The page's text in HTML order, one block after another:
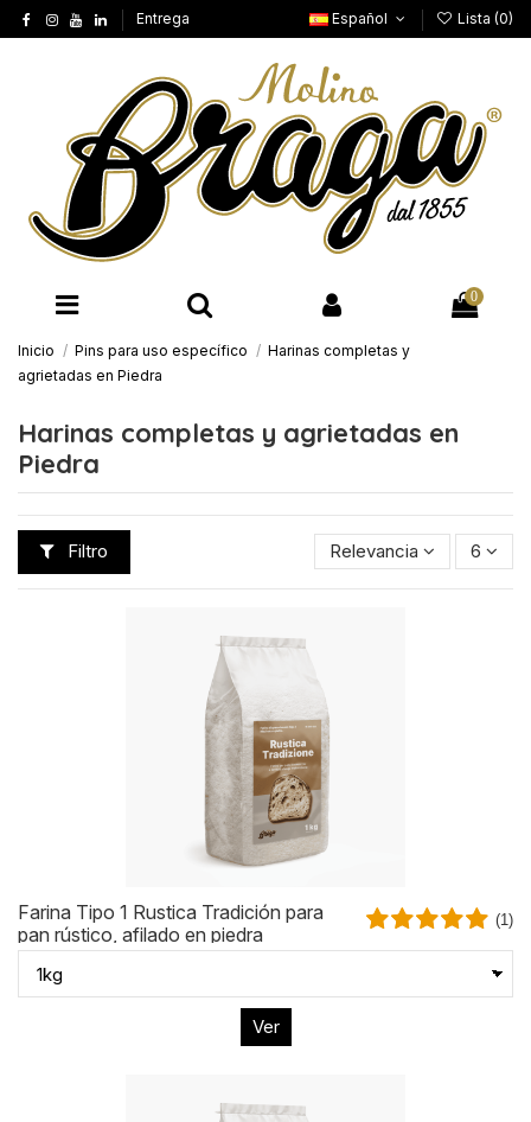
Entrega Español Lista (0)
0
Inicio Pins para uso específico
Harinas completas y
agrietadas en Piedra
Harinas completas y agrietadas en
Piedra
Filtro Relevancia 6
Farina Tipo 1 Rustica Tradición para
pan rústico, afilado en piedra
(1)
Ver